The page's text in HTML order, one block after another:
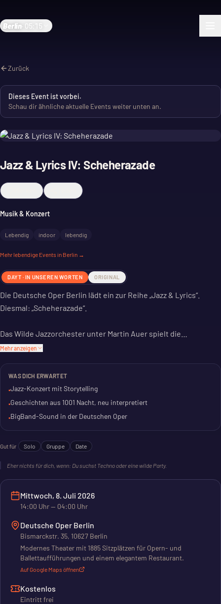
Berlin 05:15
Zurück
Dieses Event ist vorbei.
Schau dir ähnliche aktuelle Events weiter unten an.
Jazz & Lyrics IV: Scheherazade
Musik & Konzert
Lebendig indoor lebendig
Mehr lebendige Events in Berlin →
DAYT · IN UNSEREN WORTEN ORIGINAL
Die Deutsche Oper Berlin lädt ein zur Reihe „Jazz & Lyrics“.
Diesmal: „Scheherazade“.
Das Wilde Jazzorchester unter Martin Auer spielt die
Geschichten aus 1001 Nacht. Jazz und Poesie verbinden sich
Projekte wie „Das Dschungelbuch“.
Die BigBand der Deutschen Oper präsentiert in der Tischlerei
treten in kleineren Formationen auf. Musik und Lyrik
Mehr anzeigen
WAS DICH ERWARTET
•Jazz-Konzert mit Storytelling
•Geschichten aus 1001 Nacht, neu interpretiert
•BigBand-Sound in der Deutschen Oper
Gut für Solo Gruppe Date
Eher nichts für dich, wenn: Du suchst Techno oder eine wilde Party.
Mittwoch, 8. Juli 2026
14:00 Uhr— 04:00 Uhr
Deutsche Oper Berlin
Bismarckstr. 35, 10627 Berlin
Modernes Theater mit 1885 Sitzplätzen für Opern- und
Ballettaufführungen und einem elegantem Restaurant.
Auf Google Maps öffnen
Kostenlos
Eintritt frei